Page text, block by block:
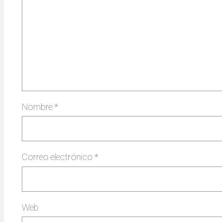
Nombre*
Correo electrónico *
Web